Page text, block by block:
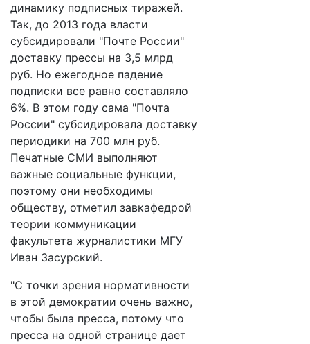
динамику подписных тиражей.
Так, до 2013 года власти
субсидировали "Почте России"
доставку прессы на 3,5 млрд
руб. Но ежегодное падение
подписки все равно составляло
6%. В этом году сама "Почта
России" субсидировала доставку
периодики на 700 млн руб.
Печатные СМИ выполняют
важные социальные функции,
поэтому они необходимы
обществу, отметил завкафедрой
теории коммуникации
факультета журналистики МГУ
Иван Засурский.
"С точки зрения нормативности
в этой демократии очень важно,
чтобы была пресса, потому что
пресса на одной странице дает